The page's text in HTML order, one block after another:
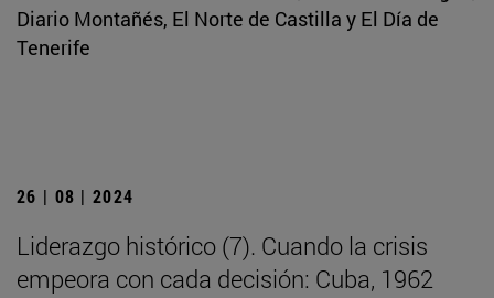
Diario Montañés, El Norte de Castilla y El Día de
Tenerife
26 | 08 | 2024
Liderazgo histórico (7). Cuando la crisis
empeora con cada decisión: Cuba, 1962